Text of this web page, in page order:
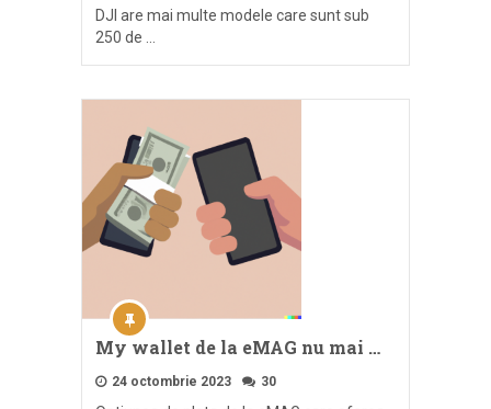
DJI are mai multe modele care sunt sub
250 de …
My wallet de la eMAG nu mai …
24 octombrie 2023 30